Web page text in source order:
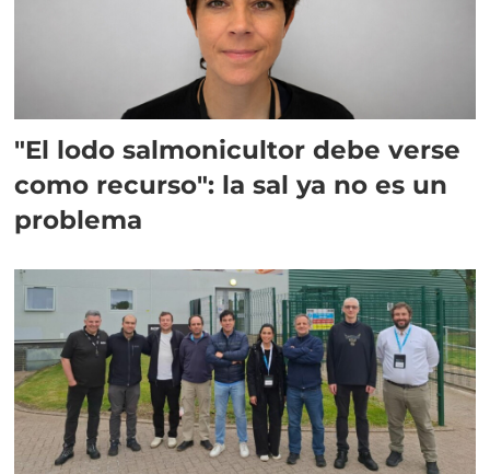
"El lodo salmonicultor debe verse
como recurso": la sal ya no es un
problema